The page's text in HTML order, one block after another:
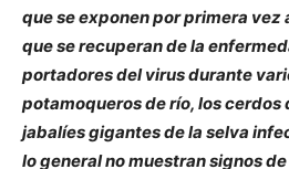
que se exponen por primera vez
que se recuperan de la
portadores del virus durante
potamoqueros de río, los cerdos
jabalíes gigantes de la selva
lo general no muestran signos